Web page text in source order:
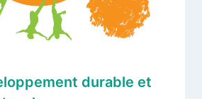
durable et